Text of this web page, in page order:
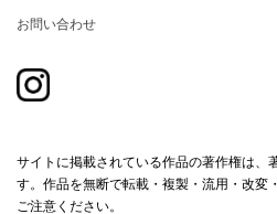
お問い合わせ
サイトに掲載されている作品の著作権は、
す。作品を無断で転載・複製・流用・改変
ご注意ください。